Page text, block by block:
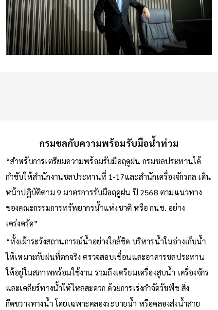
กรมชลกับความพร้อมรับมือน้ำท่วม
“สำหรับการเตรียมความพร้อมรับมือฤดูฝน กรมชลประทานได้
กำชับให้สํานักงานชลประทานที่ 1-17และสำนักเครื่องจักรกล เดิน
หน้าปฏิบัติตาม 9 มาตรการรับมือฤดูฝน ปี 2568 ตามแนวทาง
ของคณะกรรมการทรัพยากรน้ำแห่งชาติ หรือ กนช. อย่าง
เคร่งครัด”
“ทั้งเฝ้าระวังสถานการณ์น้ำอย่างใกล้ชิด บริหารน้ำในอ่างเก็บน้ำ
ให้เหมาะกับฝนที่ตกจริง ตรวจสอบเขื่อนและอาคารชลประทาน
ให้อยู่ในสภาพพร้อมใช้งาน รวมถึงเตรียมเครื่องสูบน้ำ เครื่องจักร
และเคลียร์ทางน้ำให้ไหลสะดวก ด้วยการเร่งกําจัดวัชพืช สิ่ง